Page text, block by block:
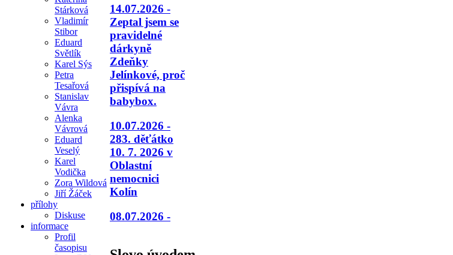
Stárková
Vladimír
Stibor
Eduard
Světlík
Karel Sýs
Petra
Tesařová
Stanislav
Vávra
Alenka
Vávrová
Eduard
Veselý
Karel
Vodička
Zora Wildová
Jiří Žáček
přílohy
Diskuse
informace
Profil
časopisu
14.07.2026 -
Zeptal jsem se
pravidelné
dárkyně
Zdeňky
Jelínkové, proč
přispívá na
babybox.
10.07.2026 -
283. děťátko
10. 7. 2026 v
Oblastní
nemocnici
Kolín
08.07.2026 -